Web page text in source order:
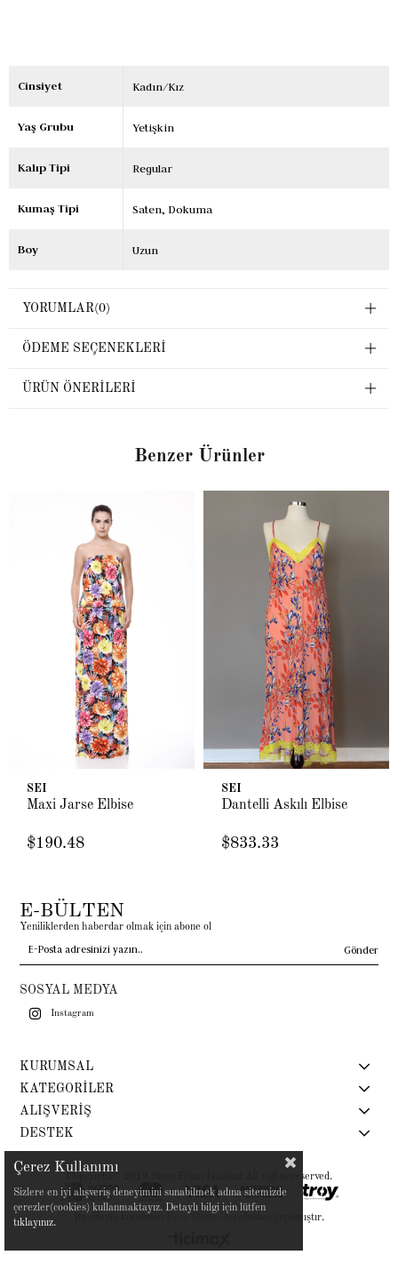
Cinsiyet Kadın/Kız
Yaş Grubu Yetişkin
Kalıp Tipi Regular
Kumaş Tipi Saten Dokuma
Boy Uzun
YORUMLAR(0)
ÖDEME SEÇENEKLERI
ÜRÜN ÖNERILERI
Benzer Ürünler
SEI
Maxi Jarse Elbise
$190.48
SEI
Dantelli Askılı Elbise
$833.33
E-BÜLTEN
Yeniliklerden haberdar olmak için abone ol
Gönder
SOSYAL MEDYA
Instagram
KURUMSAL
KATEGORİLER
ALIŞVERİŞ
DESTEK
Copyright© 2019 Siren Ertan İstanbul All rights reserved.
tarafından yapılmıştır.
Çerez Kullanımı
Sizlere en iyi alışveriş deneyimini sunabilmek adına sitemizde
çerezler(cookies) kullanmaktayız. Detaylı bilgi için lütfen
tıklayınız.